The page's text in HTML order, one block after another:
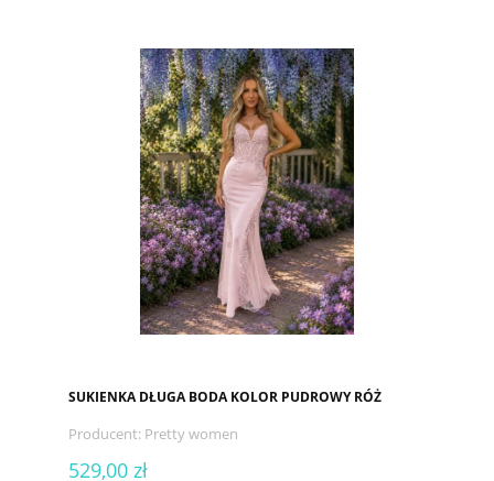
SUKIENKA DŁUGA BODA KOLOR PUDROWY RÓŻ
Producent: Pretty women
529,00 zł